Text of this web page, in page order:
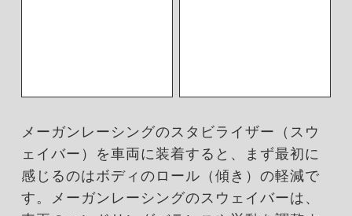
メーガンレーシングのスタビライザー（スウ
ェイバー）を車両に装着すると、まず最初に
感じるのはボディのロール（傾き）の軽減で
す。メーガンレーシングのスウェイバーは、